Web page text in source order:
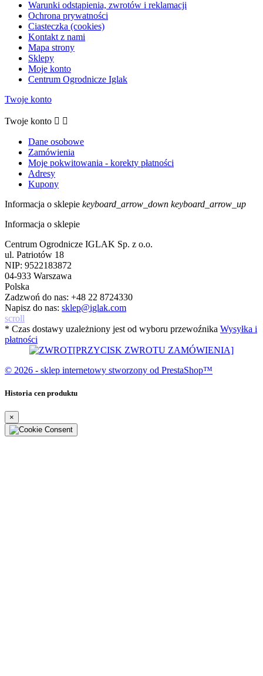
Warunki odstąpienia, zwrotów i reklamacji
Ochrona prywatności
Ciasteczka (cookies)
Kontakt z nami
Mapa strony
Sklepy
Moje konto
Centrum Ogrodnicze Iglak
Twoje konto
Twoje konto  
Dane osobowe
Zamówienia
Moje pokwitowania - korekty płatności
Adresy
Kupony
Informacja o sklepie keyboard_arrow_down keyboard_arrow_up
Informacja o sklepie
Centrum Ogrodnicze IGLAK Sp. z o.o.
ul. Patriotów 18
NIP: 9522183872
04-933 Warszawa
Polska
Zadzwoń do nas: +48 22 8724330
Napisz do nas: sklep@iglak.com
scroll
* Czas dostawy uzależniony jest od wyboru przewoźnika Wysyłka i
płatności
[PRZYCISK ZWROTU ZAMÓWIENIA]
© 2026 - sklep internetowy stworzony od PrestaShop™
Historia cen produktu
×